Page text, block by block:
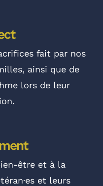
fait par nos
ainsi que de
lors de leur
être et à la
et leurs